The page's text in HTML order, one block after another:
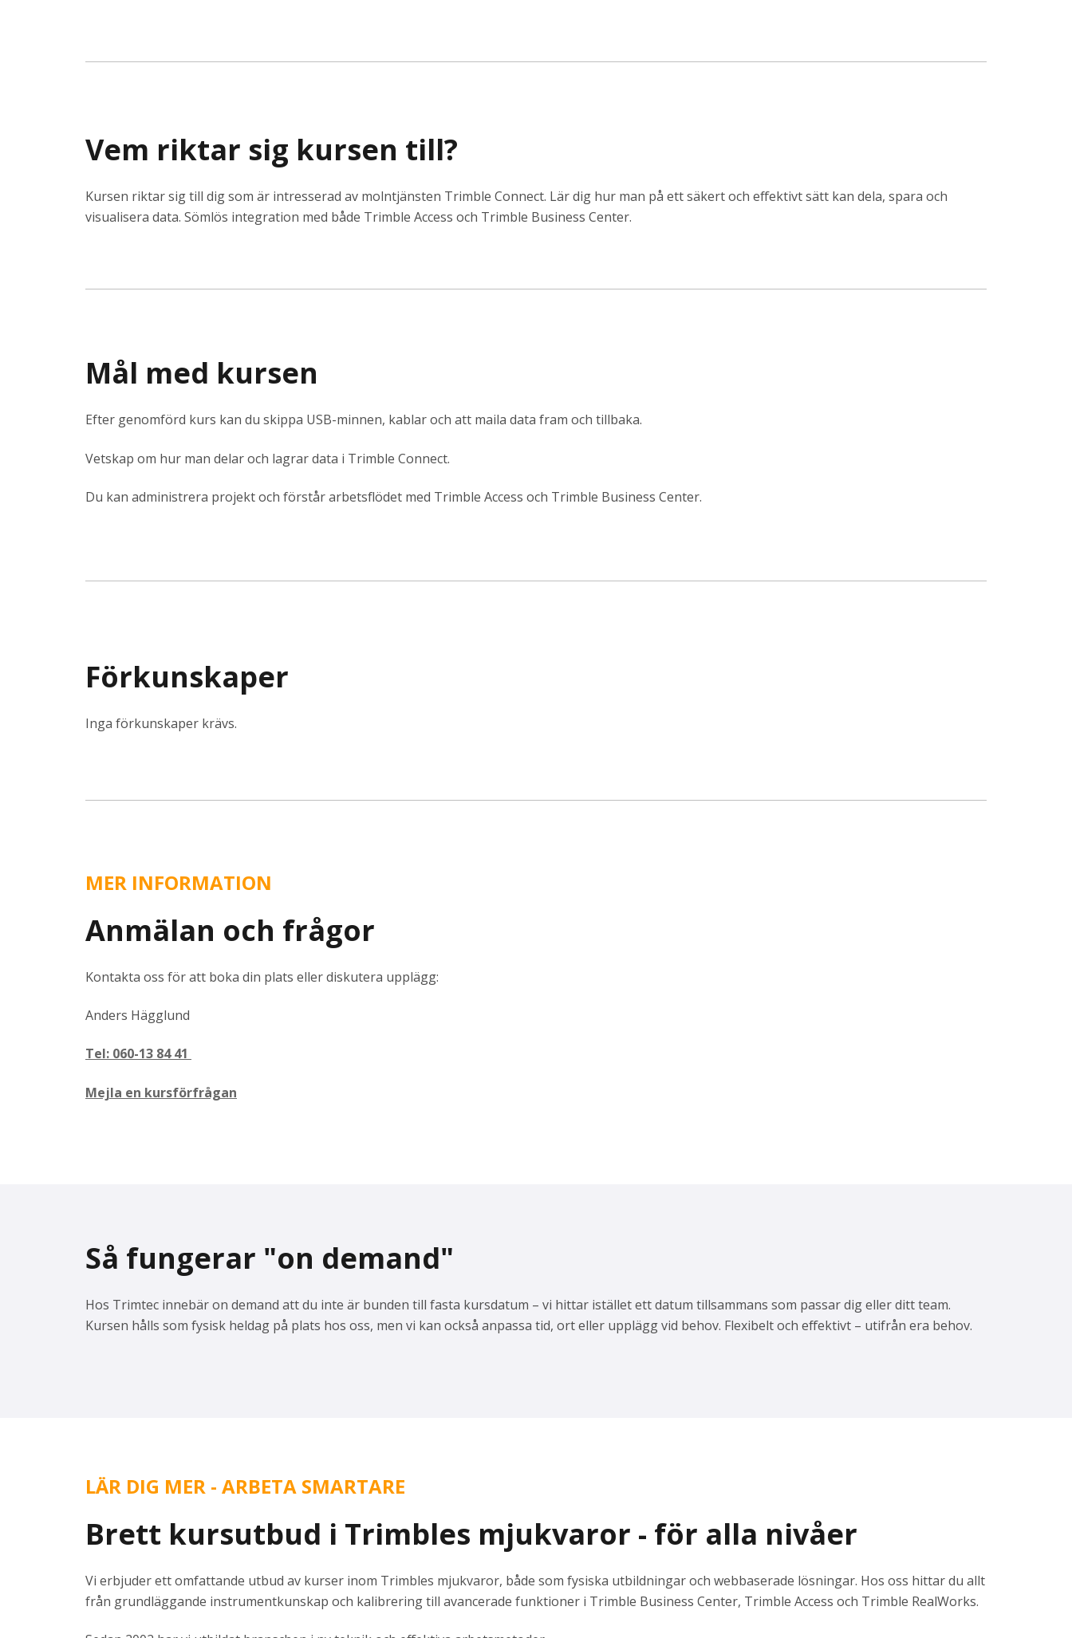
Vem riktar sig kursen till?
Kursen riktar sig till dig som är intresserad av molntjänsten Trimble Connect. Lär dig hur man på ett säkert och effektivt sätt kan dela, spara och
visualisera data. Sömlös integration med både Trimble Access och Trimble Business Center.
Mål med kursen
Efter genomförd kurs kan du skippa USB-minnen, kablar och att maila data fram och tillbaka.
Vetskap om hur man delar och lagrar data i Trimble Connect.
Du kan administrera projekt och förstår arbetsflödet med Trimble Access och Trimble Business Center.
Förkunskaper
Inga förkunskaper krävs.
MER INFORMATION
Anmälan och frågor
Kontakta oss för att boka din plats eller diskutera upplägg:
Anders Hägglund
Tel: 060-13 84 41
Mejla en kursförfrågan
Så fungerar "on demand"
Hos Trimtec innebär on demand att du inte är bunden till fasta kursdatum – vi hittar istället ett datum tillsammans som passar dig eller ditt team.
Kursen hålls som fysisk heldag på plats hos oss, men vi kan också anpassa tid, ort eller upplägg vid behov. Flexibelt och effektivt – utifrån era behov.
LÄR DIG MER - ARBETA SMARTARE
Brett kursutbud i Trimbles mjukvaror - för alla nivåer
Vi erbjuder ett omfattande utbud av kurser inom Trimbles mjukvaror, både som fysiska utbildningar och webbaserade lösningar. Hos oss hittar du allt
från grundläggande instrumentkunskap och kalibrering till avancerade funktioner i Trimble Business Center, Trimble Access och Trimble RealWorks.